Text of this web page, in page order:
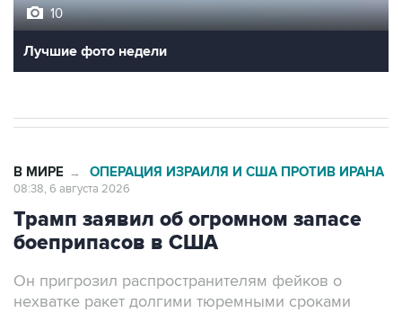
10
Лучшие фото недели
В МИРЕ → ОПЕРАЦИЯ ИЗРАИЛЯ И США ПРОТИВ ИРАНА
08:38, 6 августа 2026
Трамп заявил об огромном запасе
боеприпасов в США
Он пригрозил распространителям фейков о
нехватке ракет долгими тюремными сроками